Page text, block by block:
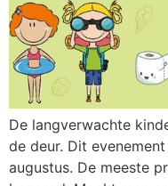
De langverwachte
de deur. Dit
augustus. De meeste